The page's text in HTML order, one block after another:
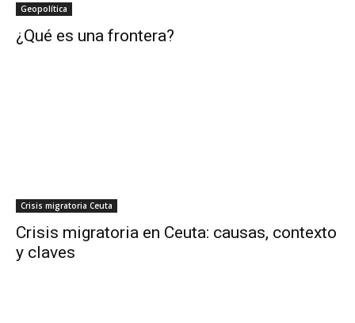
Geopolítica
¿Qué es una frontera?
Crisis migratoria Ceuta
Crisis migratoria en Ceuta: causas, contexto
y claves